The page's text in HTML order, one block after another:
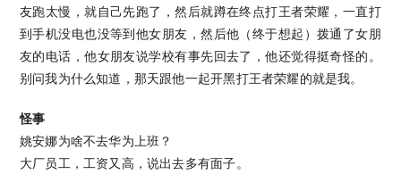
友跑太慢，就自己先跑了，然后就蹲在终点打王者荣耀，一直打
到手机没电也没等到他女朋友，然后他（终于想起）拨通了女朋
友的电话，他女朋友说学校有事先回去了，他还觉得挺奇怪的。
别问我为什么知道，那天跟他一起开黑打王者荣耀的就是我。
怪事
姚安娜为啥不去华为上班？
大厂员工，工资又高，说出去多有面子。